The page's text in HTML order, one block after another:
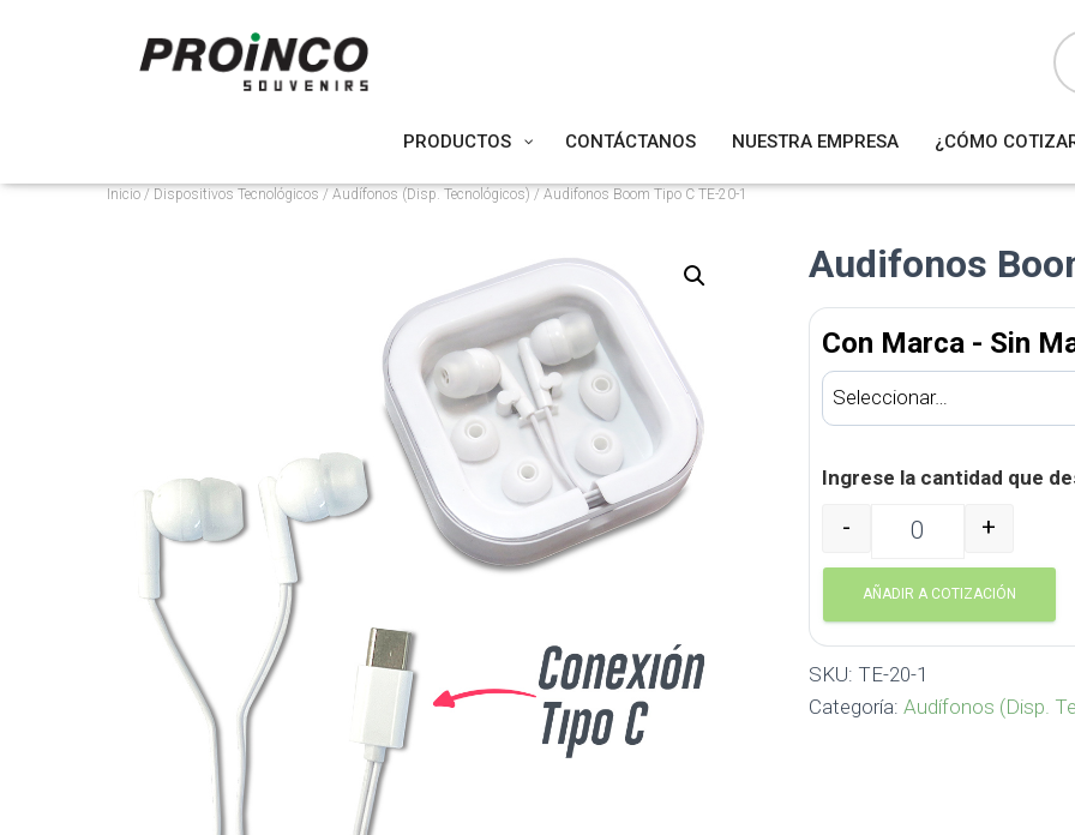
ú
q
a
d
t
o
PRODUCTOS CONTÁCTANOS NUESTRA EMPRESA ¿CÓMO
Inicio/ Dispositivos Tecnológicos / Audífonos (Disp. Tecnológicos) / Audifonos Boom Tipo C TE-20-1
Audifonos
Con Marca - Sin
Ingrese la cantidad que
Audifonos Boom Tipo C
- +
AÑADIR A COTIZACIÓN
SKU: TE-20-1
Categoría: Audífonos (Disp.